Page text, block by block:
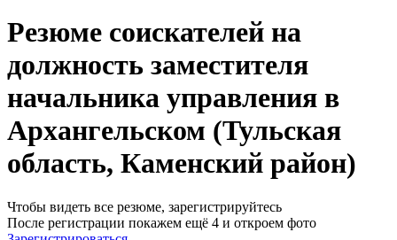
Резюме соискателей на
должность заместителя
начальника управления в
Архангельском (Тульская
область, Каменский район)
Чтобы видеть все резюме, зарегистрируйтесь
После регистрации покажем ещё 4 и откроем фото